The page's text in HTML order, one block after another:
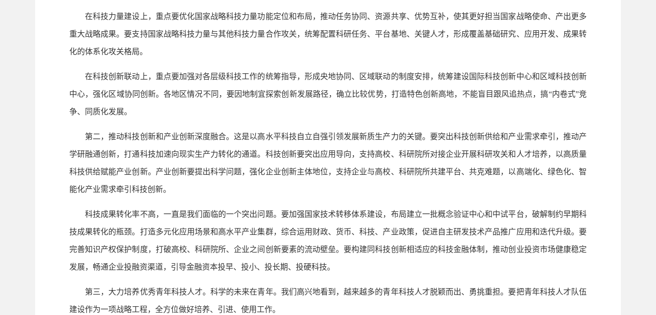
在科技力量建设上，重点要优化国家战略科技力量功能定位和布局，推动任务协同、资源共享、优势互补，使其更好担当国家战略使命、产出更多
重大战略成果。要支持国家战略科技力量与其他科技力量合作攻关，统筹配置科研任务、平台基地、关键人才，形成覆盖基础研究、应用开发、成果转
化的体系化攻关格局。
在科技创新联动上，重点要加强对各层级科技工作的统筹指导，形成央地协同、区域联动的制度安排，统筹建设国际科技创新中心和区域科技创新
中心，强化区域协同创新。各地区情况不同，要因地制宜探索创新发展路径，确立比较优势，打造特色创新高地，不能盲目跟风追热点，搞“内卷式”竞
争、同质化发展。
第二，推动科技创新和产业创新深度融合。这是以高水平科技自立自强引领发展新质生产力的关键。要突出科技创新供给和产业需求牵引，推动产
学研融通创新，打通科技加速向现实生产力转化的通道。科技创新要突出应用导向，支持高校、科研院所对接企业开展科研攻关和人才培养，以高质量
科技供给赋能产业创新。产业创新要提出科学问题，强化企业创新主体地位，支持企业与高校、科研院所共建平台、共克难题，以高端化、绿色化、智
能化产业需求牵引科技创新。
科技成果转化率不高，一直是我们面临的一个突出问题。要加强国家技术转移体系建设，布局建立一批概念验证中心和中试平台，破解制约早期科
技成果转化的瓶颈。打造多元化应用场景和高水平产业集群，综合运用财政、货币、科技、产业政策，促进自主研发技术产品推广应用和迭代升级。要
完善知识产权保护制度，打破高校、科研院所、企业之间创新要素的流动壁垒。要构建同科技创新相适应的科技金融体制，推动创业投资市场健康稳定
发展，畅通企业投融资渠道，引导金融资本投早、投小、投长期、投硬科技。
第三，大力培养优秀青年科技人才。科学的未来在青年。我们高兴地看到，越来越多的青年科技人才脱颖而出、勇挑重担。要把青年科技人才队伍
建设作为一项战略工程，全方位做好培养、引进、使用工作。